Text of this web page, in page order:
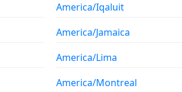
America/Iqaluit
America/Jamaica
America/Lima
America/Montreal